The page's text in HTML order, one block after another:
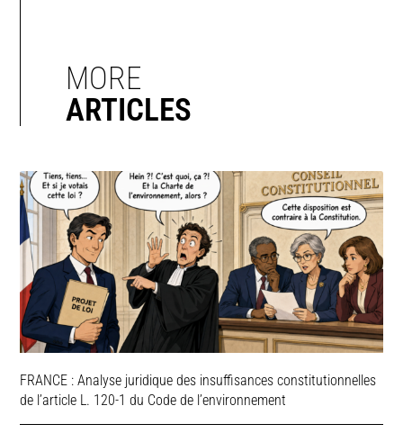
MORE
ARTICLES
FRANCE : Analyse juridique des insuffisances constitutionnelles
de l’article L. 120-1 du Code de l’environnement